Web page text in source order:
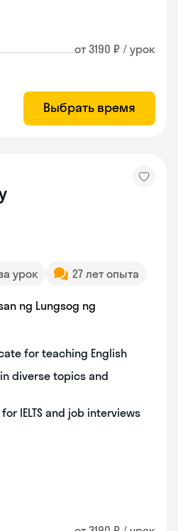
от 3190 ₽ / урок
Выбрать время
урок 27 лет опыта
ng Lungsog ng
for teaching English
diverse topics and
IELTS and job interviews